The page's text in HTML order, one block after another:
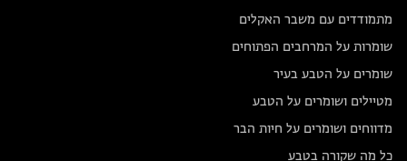
מתמודדים עם משבר האקלים
שומרות על המרחבים הפתוחים
שומרים על הטבע בעיר
מטיילים ושומרים על הטבע
מדווחים ושומרים על חיות הבר
כל מה שקורה בטבע